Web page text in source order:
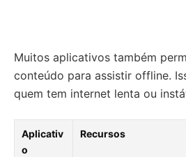
Muitos aplicativos também
conteúdo para assistir offline.
quem tem internet lenta ou
Aplicativ
o
Recursos